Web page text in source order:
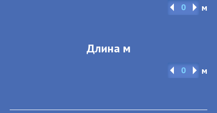
м
Длина м
м